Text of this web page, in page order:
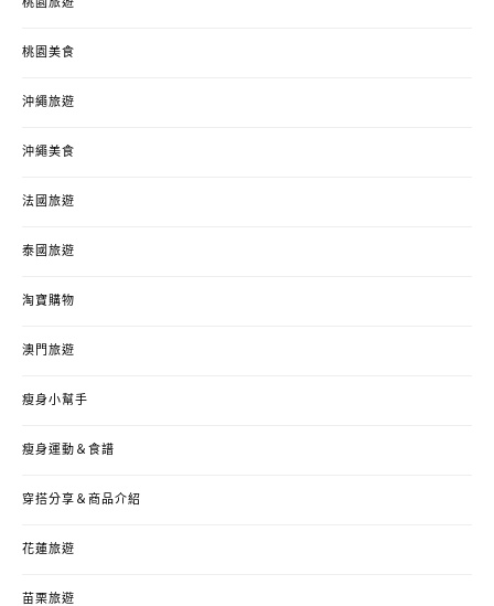
桃園旅遊
桃園美食
沖繩旅遊
沖繩美食
法國旅遊
泰國旅遊
淘寶購物
澳門旅遊
瘦身小幫手
瘦身運動＆食譜
穿搭分享＆商品介紹
花蓮旅遊
苗栗旅遊